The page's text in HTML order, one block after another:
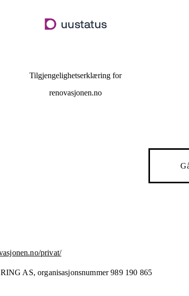
hovedinnhold
Tilgjengelighetserklæring for
renovasjonen.no
privat/
AS,organisasjonsnummer 989 190 865